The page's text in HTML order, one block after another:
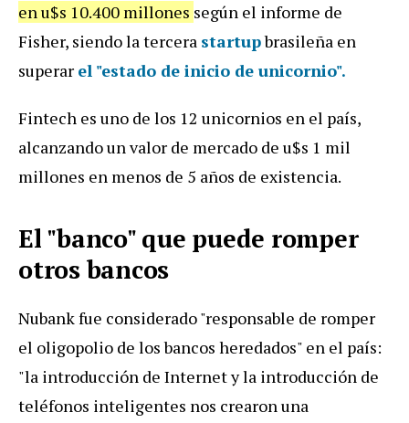
en u$s 10.400 millones según el informe de
Fisher, siendo la tercera startupbrasileña en
superar el "estado de inicio de unicornio".
Fintech es uno de los 12 unicornios en el país,
alcanzando un valor de mercado de u$s 1 mil
millones en menos de 5 años de existencia.
El "banco" que puede romper
otros bancos
Nubank fue considerado "responsable de romper
el oligopolio de los bancos heredados" en el país:
"la introducción de Internet y la introducción de
teléfonos inteligentes nos crearon una